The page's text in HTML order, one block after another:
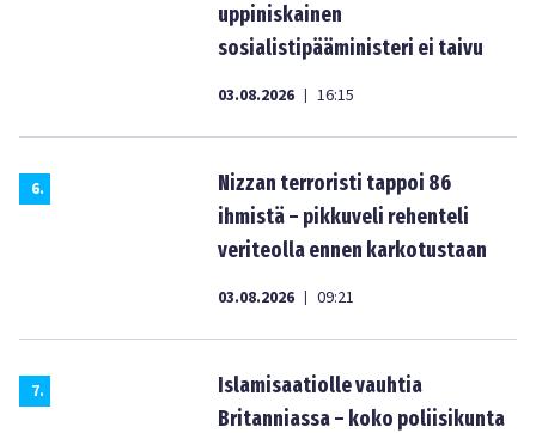
uppiniskainen
sosialistipääministeri ei taivu
03.08.2026 | 16:15
6.
Nizzan terroristi tappoi 86
ihmistä – pikkuveli rehenteli
veriteolla ennen karkotustaan
03.08.2026 | 09:21
7.
Islamisaatiolle vauhtia
Britanniassa – koko poliisikunta